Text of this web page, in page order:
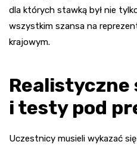
dla których stawką był nie
wszystkim szansa na
krajowym.
Realistyczne
i testy pod
Uczestnicy musieli wykazać